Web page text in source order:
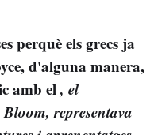
perquè els grecs ja
d'alguna manera,
amb el, el
representava